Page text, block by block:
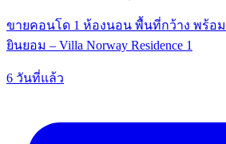
ขายคอนโด 1 ห้องนอน พื้นที่กว้าง พร้อม
ยินยอม – Villa Norway Residence 1
6 วันที่แล้ว